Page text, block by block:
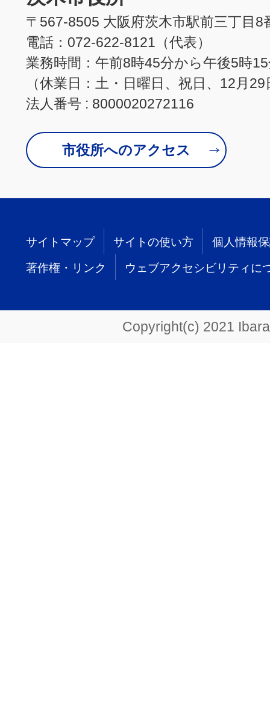
〒567-8505 大阪府茨木市駅前三丁目8
電話：072-622-8121（代表）
業務時間：午前8時45分から午後5時
（休業日：土・日曜日、祝日、12月
法人番号 : 8000020272116
市役所へのアクセス
サイトマップ サイトの使い方 個人情報
著作権・リンク ウェブアクセシビリティに
Copyright(c) 2021